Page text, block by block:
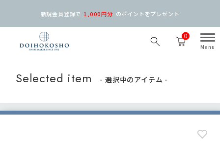
0
新規会員登録で 1,000円分 のポイントをプレゼント
Selected item - 選択中のアイテム -